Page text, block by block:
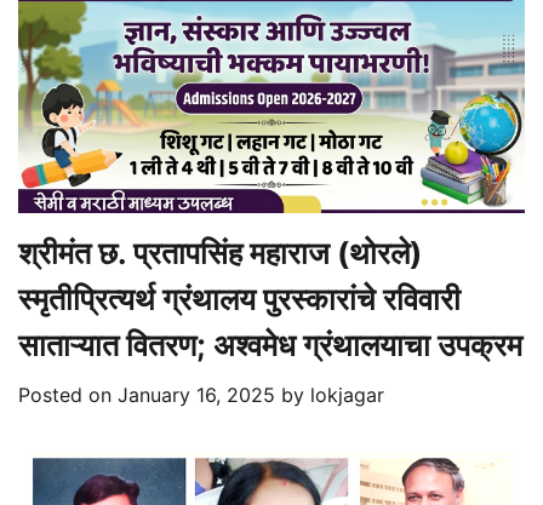
श्रीमंत छ. प्रतापसिंह महाराज (थोरले)
स्मृतीप्रित्यर्थ ग्रंथालय पुरस्कारांचे रविवारी
साताऱ्यात वितरण; अश्वमेध ग्रंथालयाचा उपक्रम
Posted on January 16, 2025 by lokjagar